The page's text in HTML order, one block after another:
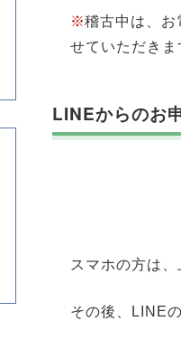
※稽古中は、お
せていただきま
LINEからのお
スマホの方は
その後、LINE